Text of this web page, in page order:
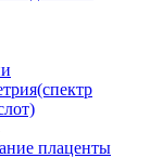
плаценты